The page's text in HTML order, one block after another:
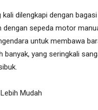
dilengkapi dengan bagasi
dengan sepeda motor
untuk membawa
banyak, yang seringkali
Mudah